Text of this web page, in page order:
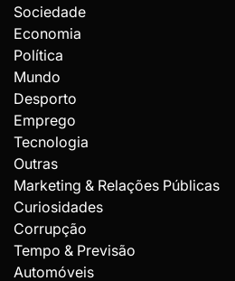
Sociedade
Economia
Política
Mundo
Desporto
Emprego
Tecnologia
Outras
Marketing & Relações Públicas
Curiosidades
Corrupção
Tempo & Previsão
Automóveis